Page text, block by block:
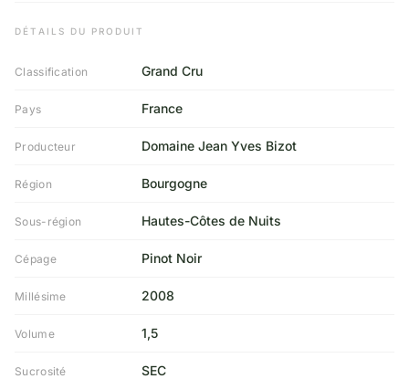
DÉTAILS DU PRODUIT
Classification Grand Cru
Pays France
Producteur Domaine Jean Yves Bizot
Région Bourgogne
Sous-région Hautes-Côtes de Nuits
Cépage Pinot Noir
Millésime 2008
Volume 1,5
Sucrosité SEC